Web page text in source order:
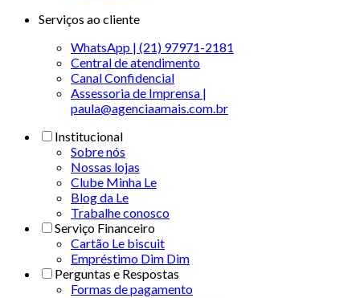
Serviços ao cliente
WhatsApp | (21) 97971-2181
Central de atendimento
Canal Confidencial
Assessoria de Imprensa |
paula@agenciaamais.com.br
Institucional
Sobre nós
Nossas lojas
Clube Minha Le
Blog da Le
Trabalhe conosco
Serviço Financeiro
Cartão Le biscuit
Empréstimo Dim Dim
Perguntas e Respostas
Formas de pagamento